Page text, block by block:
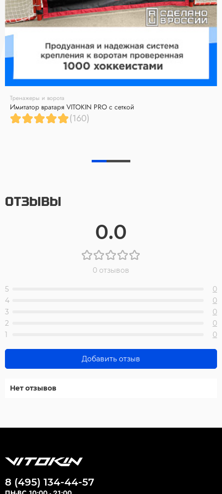
Тренажеры и ворота
Имитатор вратаря VITOKIN PRO с сеткой
(160)
ОТЗЫВЫ
0.0
0 отзывов
5
0
4
0
3
0
2
0
1
0
Добавить отзыв
Нет отзывов
8 (495) 134-44-57